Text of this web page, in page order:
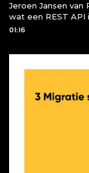
Jeroen Jansen van
wat een REST API
gebruiken of
01:16